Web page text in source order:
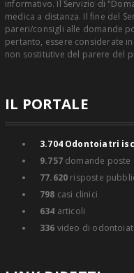
informativo. Il Servizio di
medica a distanza. Il fine del
pareri/consigli alle domande
pertanto, essere considerate
non sostitutive del parere del
IL PORTALE
3.704Odontoiatri
9.757domande poste
77.620 risposte
798 casi clinici
634 articoli
336 video di